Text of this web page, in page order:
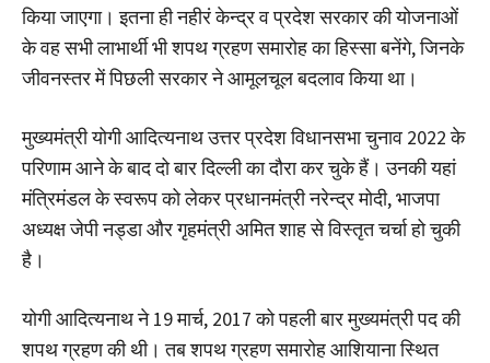
किया जाएगा। इतना ही नहीरं केन्द्र व प्रदेश सरकार की योजनाओं
के वह सभी लाभार्थी भी शपथ ग्रहण समारोह का हिस्सा बनेंगे, जिनके
जीवनस्तर में पिछली सरकार ने आमूलचूल बदलाव किया था।
मुख्यमंत्री योगी आदित्यनाथ उत्तर प्रदेश विधानसभा चुनाव 2022 के
परिणाम आने के बाद दो बार दिल्ली का दौरा कर चुके हैं। उनकी यहां
मंत्रिमंडल के स्वरूप को लेकर प्रधानमंत्री नरेन्द्र मोदी, भाजपा
अध्यक्ष जेपी नड्डा और गृहमंत्री अमित शाह से विस्तृत चर्चा हो चुकी
है।
योगी आदित्यनाथ ने 19 मार्च, 2017 को पहली बार मुख्यमंत्री पद की
शपथ ग्रहण की थी। तब शपथ ग्रहण समारोह आशियाना स्थित